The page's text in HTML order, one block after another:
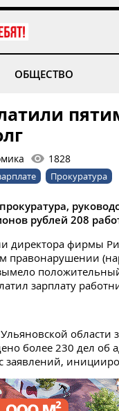
ОБЩЕСТВО
1828
Прокуратура
рублей 208
директора фирмы
правонарушении
зарплату
области
более 230 дел
заявлений,